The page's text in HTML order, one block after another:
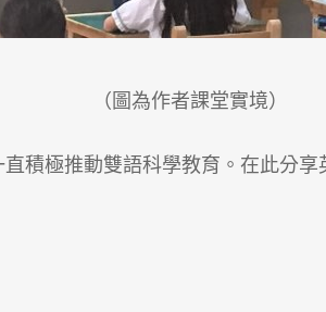
（圖為作者課堂實境）
積極推動雙語科學教育。在此分